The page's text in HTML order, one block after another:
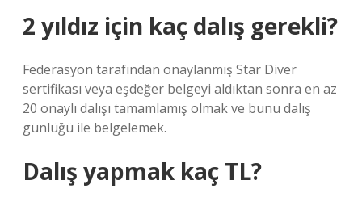
2 yıldız için kaç dalış gerekli?
Federasyon tarafından onaylanmış Star Diver
sertifikası veya eşdeğer belgeyi aldıktan sonra en az
20 onaylı dalışı tamamlamış olmak ve bunu dalış
günlüğü ile belgelemek.
Dalış yapmak kaç TL?